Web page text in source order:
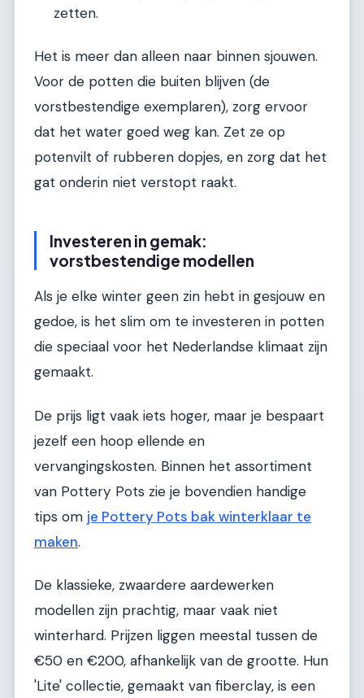
zetten.
Het is meer dan alleen naar binnen sjouwen.
Voor de potten die buiten blijven (de
vorstbestendige exemplaren), zorg ervoor
dat het water goed weg kan. Zet ze op
potenvilt of rubberen dopjes, en zorg dat het
gat onderin niet verstopt raakt.
Investeren in gemak:
vorstbestendige modellen
Als je elke winter geen zin hebt in gesjouw en
gedoe, is het slim om te investeren in potten
die speciaal voor het Nederlandse klimaat zijn
gemaakt.
De prijs ligt vaak iets hoger, maar je bespaart
jezelf een hoop ellende en
vervangingskosten. Binnen het assortiment
van Pottery Pots zie je bovendien handige
tips om je Pottery Pots bak winterklaar te
maken.
De klassieke, zwaardere aardewerken
modellen zijn prachtig, maar vaak niet
winterhard. Prijzen liggen meestal tussen de
€50 en €200, afhankelijk van de grootte. Hun
'Lite' collectie, gemaakt van fiberclay, is een